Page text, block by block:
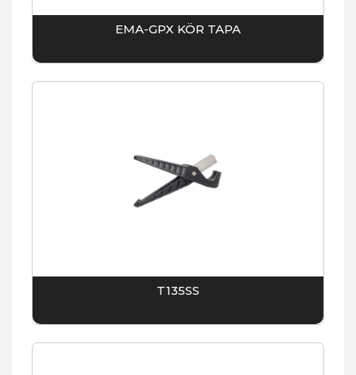
EMA-GPX KÖR TAPA
T135SS